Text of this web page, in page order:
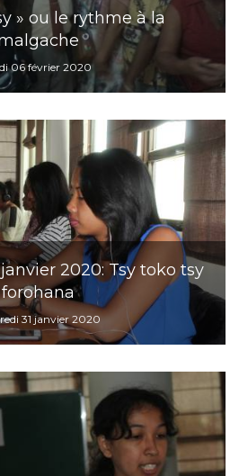
» ou le rythme à la
06 février 2020
2020: Tsy toko tsy
forohana
31 janvier 2020